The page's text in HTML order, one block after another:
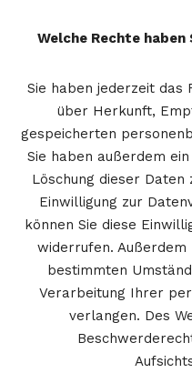
Welche Rechte
Sie haben jederzeit das
über Herkunft,
gespeicherten
Sie haben außerdem
Löschung dieser Daten
Einwilligung zur
können Sie diese
widerrufen. Außerdem
bestimmten
Verarbeitung Ihrer
verlangen. Des